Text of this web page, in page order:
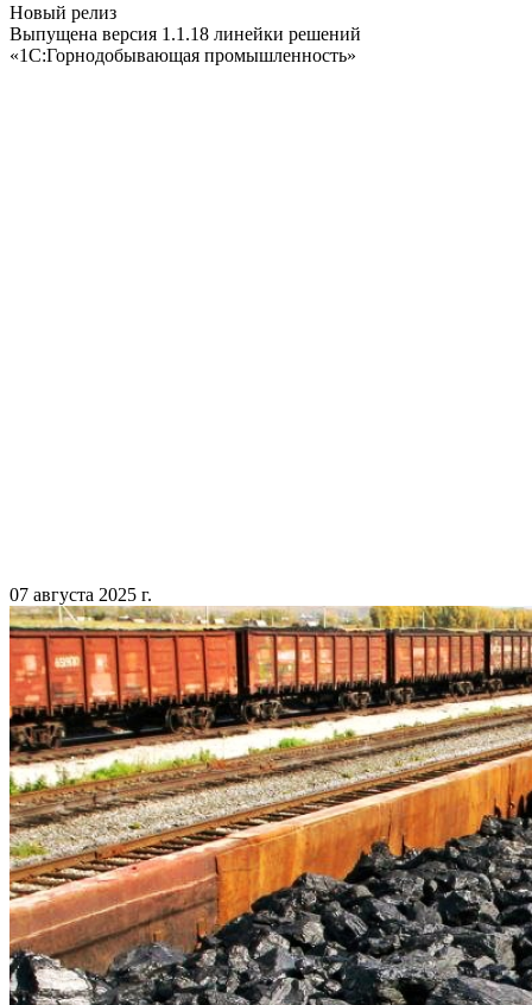
Новый релиз
Выпущена версия 1.1.18 линейки решений
«1С:Горнодобывающая промышленность»
07 августа 2025 г.